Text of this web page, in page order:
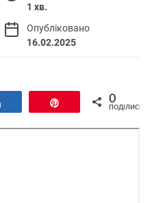
1 хв.
Опубліковано
16.02.2025
Поділитися 0
ПОДІЛИСЬ